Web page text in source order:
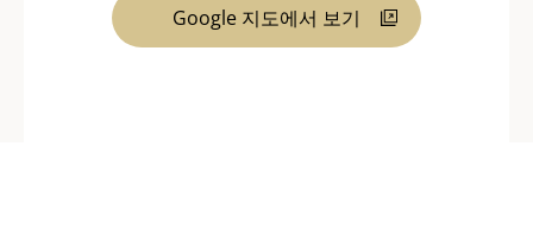
Google 지도에서 보기